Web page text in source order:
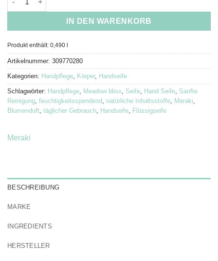
IN DEN WARENKORB
Produkt enthält: 0,490
Artikelnummer: 309770280
Kategorien: Handpflege Körper, Handseife
Schlagwörter: Handpflege Meadow bliss Seife Hand Seife Sanfte
Reinigung feuchtigkeitsspendend natürliche Inhaltsstoffe Meraki
Blumenduft täglicher Gebrauch Handseife Flüssigseife
Meraki
BESCHREIBUNG
MARKE
INGREDIENTS
HERSTELLER